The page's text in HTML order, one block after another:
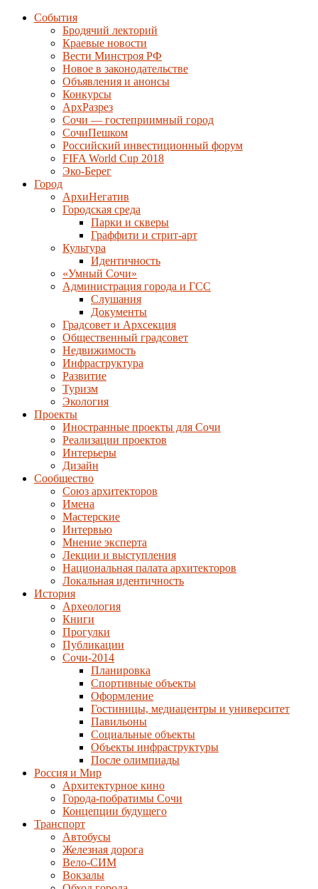
События
Бродячий лекторий
Краевые новости
Вести Минстроя РФ
Новое в законодательстве
Объявления и анонсы
Конкурсы
АрхРазрез
Сочи — гостеприимный город
СочиПешком
Российский инвестиционный форум
FIFA World Cup 2018
Эко-Берег
Город
АрхиНегатив
Городская среда
Парки и скверы
Граффити и стрит-арт
Культура
Идентичность
«Умный Сочи»
Администрация города и ГСС
Слушания
Документы
Градсовет и Архсекция
Общественный градсовет
Недвижимость
Инфраструктура
Развитие
Туризм
Экология
Проекты
Иностранные проекты для Сочи
Реализации проектов
Интерьеры
Дизайн
Сообщество
Союз архитекторов
Имена
Мастерские
Интервью
Мнение эксперта
Лекции и выступления
Национальная палата архитекторов
Локальная идентичность
История
Археология
Книги
Прогулки
Публикации
Сочи-2014
Планировка
Спортивные объекты
Оформление
Гостиницы, медиацентры и университет
Павильоны
Социальные объекты
Объекты инфраструктуры
После олимпиады
Россия и Мир
Архитектурное кино
Города-побратимы Сочи
Концепции будущего
Транспорт
Автобусы
Железная дорога
Вело-СИМ
Вокзалы